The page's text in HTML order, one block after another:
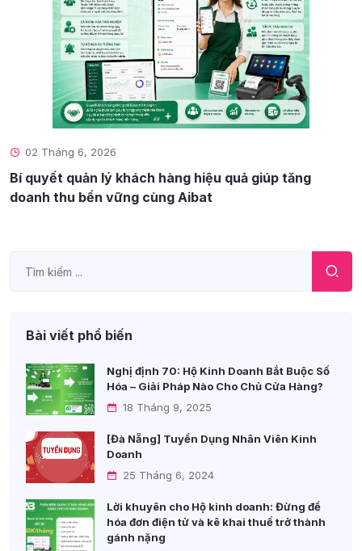
02 Tháng 6, 2026
Bí quyết quản lý khách hàng hiệu quả giúp tăng
doanh thu bền vững cùng Aibat
Bài viết phổ biến
Nghị định 70: Hộ Kinh Doanh Bắt Buộc Số
Hóa – Giải Pháp Nào Cho Chủ Cửa Hàng?
18 Tháng 9, 2025
[Đà Nẵng] Tuyển Dụng Nhân Viên Kinh
Doanh
25 Tháng 6, 2024
Lời khuyên cho Hộ kinh doanh: Đừng để
hóa đơn điện tử và kê khai thuế trở thành
gánh nặng